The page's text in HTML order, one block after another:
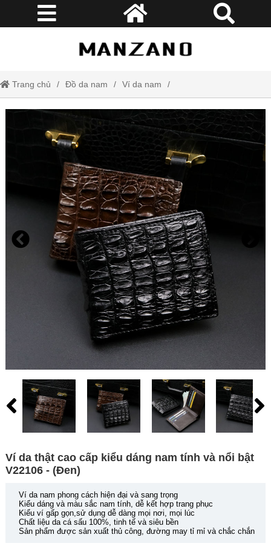
Trang chủ Đồ da nam Ví da nam
Ví da thật cao cấp kiểu dáng nam tính và nổi bật V22106
Ví da thật cao cấp kiểu dáng nam tính và nổi bật
V22106 - (Đen)
Ví da nam phong cách hiện đại và sang trọng
Kiểu dáng và màu sắc nam tính, dễ kết hợp trang phục
Kiểu ví gấp gọn,sử dụng dễ dàng mọi nơi, mọi lúc
Chất liệu da cá sấu 100%, tinh tế và siêu bền
Sản phẩm được sản xuất thủ công, đường may tỉ mỉ và chắc chắn